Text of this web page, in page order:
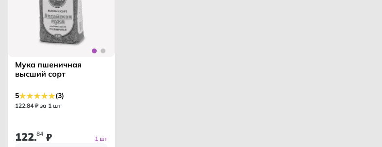
Мука пшеничная
высший сорт
5 (3)
122.84 ₽ за 1 шт
122.84 ₽ 1 шт